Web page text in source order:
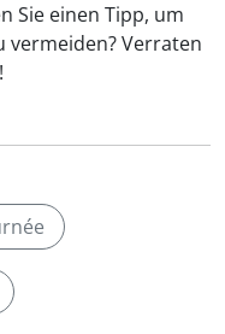
Sie einen Tipp, um
vermeiden? Verraten